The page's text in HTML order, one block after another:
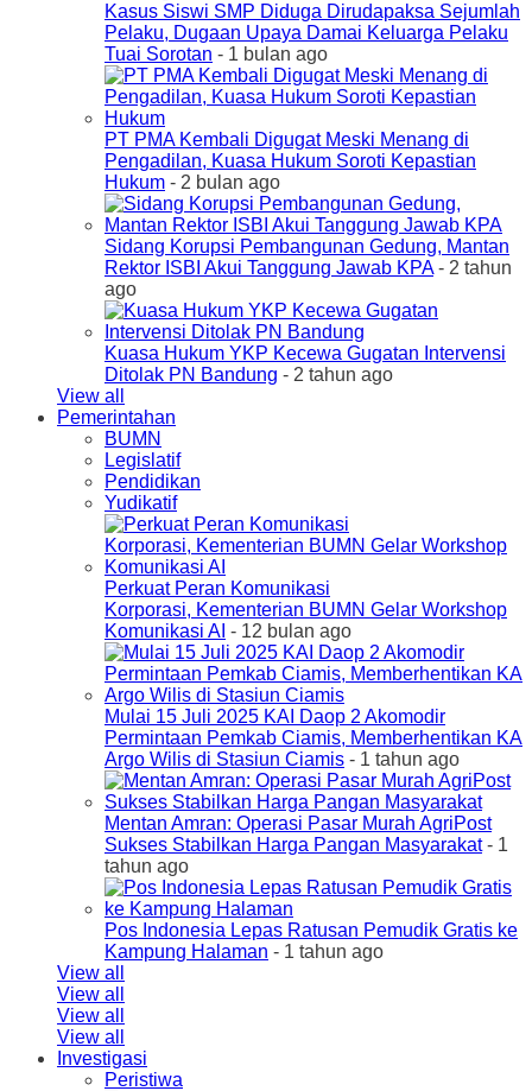
Kasus Siswi SMP Diduga Dirudapaksa Sejumlah
Pelaku, Dugaan Upaya Damai Keluarga Pelaku
Tuai Sorotan - 1 bulan ago
PT PMA Kembali Digugat Meski Menang di
Pengadilan, Kuasa Hukum Soroti Kepastian
Hukum - 2 bulan ago
Sidang Korupsi Pembangunan Gedung, Mantan
Rektor ISBI Akui Tanggung Jawab KPA- 2 tahun
ago
Kuasa Hukum YKP Kecewa Gugatan Intervensi
Ditolak PN Bandung - 2 tahun ago
View all
Pemerintahan
BUMN
Legislatif
Pendidikan
Yudikatif
Perkuat Peran Komunikasi
Korporasi, Kementerian BUMN Gelar Workshop
Komunikasi AI - 12 bulan ago
Mulai 15 Juli 2025 KAI Daop 2 Akomodir
Permintaan Pemkab Ciamis, Memberhentikan KA
Argo Wilis di Stasiun Ciamis - 1 tahun ago
Mentan Amran: Operasi Pasar Murah AgriPost
Sukses Stabilkan Harga Pangan Masyarakat- 1
tahun ago
Pos Indonesia Lepas Ratusan Pemudik Gratis ke
Kampung Halaman - 1 tahun ago
View all
View all
View all
View all
Investigasi
Peristiwa